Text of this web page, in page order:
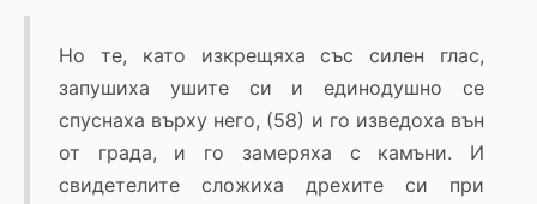
Но те, като изкрещяха със силен глас,
запушиха ушите си и единодушно се
спуснаха върху него, (58) и го изведоха вън
от града, и го замеряха с камъни. И
свидетелите сложиха дрехите си при